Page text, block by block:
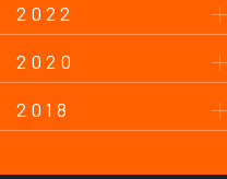
2022
2020
2018